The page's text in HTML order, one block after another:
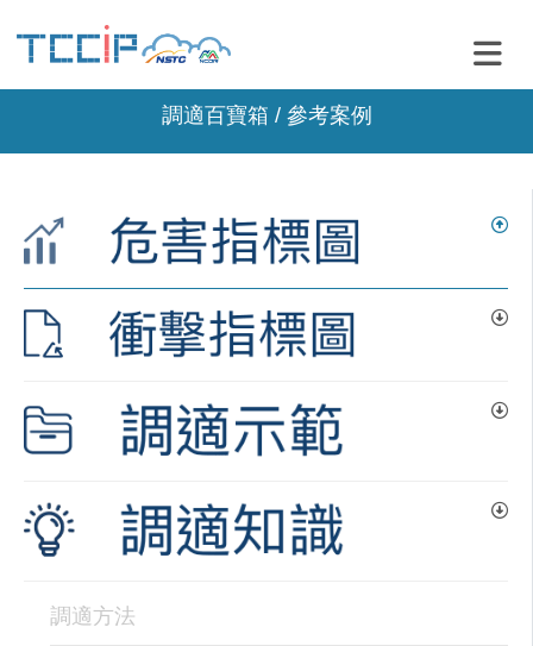
調適百寶箱 / 參考案例
調適方法